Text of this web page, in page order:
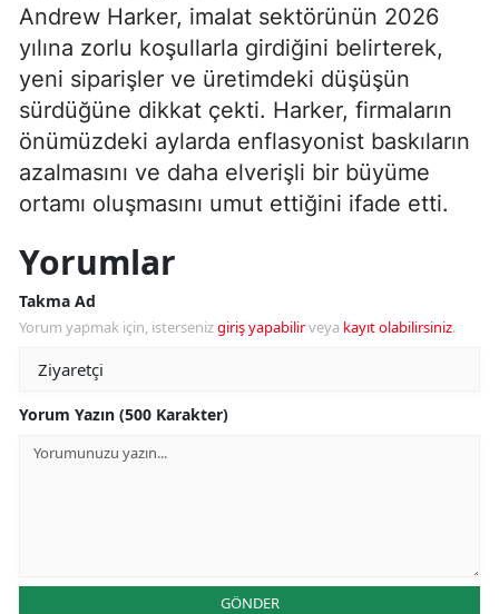
Andrew Harker, imalat sektörünün 2026
yılına zorlu koşullarla girdiğini belirterek,
yeni siparişler ve üretimdeki düşüşün
sürdüğüne dikkat çekti. Harker, firmaların
önümüzdeki aylarda enflasyonist baskıların
azalmasını ve daha elverişli bir büyüme
ortamı oluşmasını umut ettiğini ifade etti.
Yorumlar
Takma Ad
Yorum yapmak için, istersenizgiriş yapabilirveya kayıt olabilirsiniz.
Yorum Yazın (500 Karakter)
GÖNDER